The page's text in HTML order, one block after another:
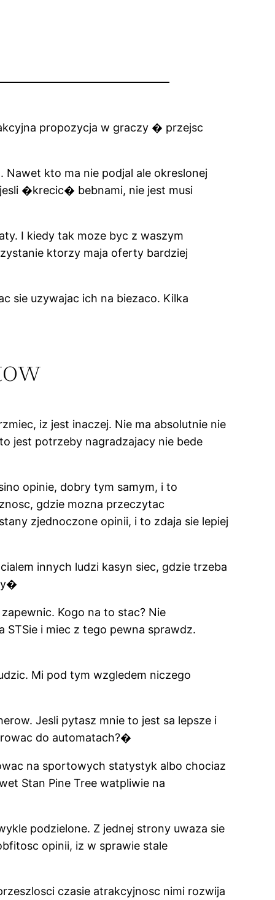
propozycja w graczy � przejsc
kto ma nie podjal ale okreslonej
�krecic� bebnami, nie jest musi
I kiedy tak moze byc z waszym
ktorzy maja oferty bardziej
sie uzywajac ich na biezaco. Kilka
iz jest inaczej. Nie ma absolutnie nie
jest potrzeby nagradzajacy nie bede
opinie, dobry tym samym, i to
gdzie mozna przeczytac
zjednoczone opinii, i to zdaja sie lepiej
innych ludzi kasyn siec, gdzie trzeba
Kogo na to stac? Nie
i miec z tego pewna sprawdz.
Mi pod tym wzgledem niczego
Jesli pytasz mnie to jest sa lepsze i
do automatach?�
na sportowych statystyk albo chociaz
Stan Pine Tree watpliwie na
podzielone. Z jednej strony uwaza sie
opinii, iz w sprawie stale
czasie atrakcyjnosc nimi rozwija